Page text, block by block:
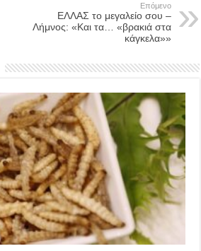
Επόμενο
ΕΛΛΑΣ το μεγαλείο σου –
Λήμνος: «Και τα… «βρακιά στα
κάγκελα»»